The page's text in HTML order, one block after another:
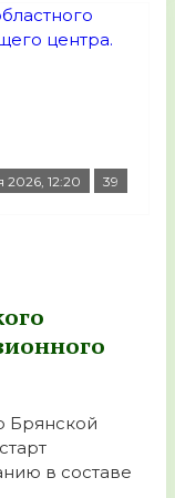
2026, 12:20 39
Брянской
в составе